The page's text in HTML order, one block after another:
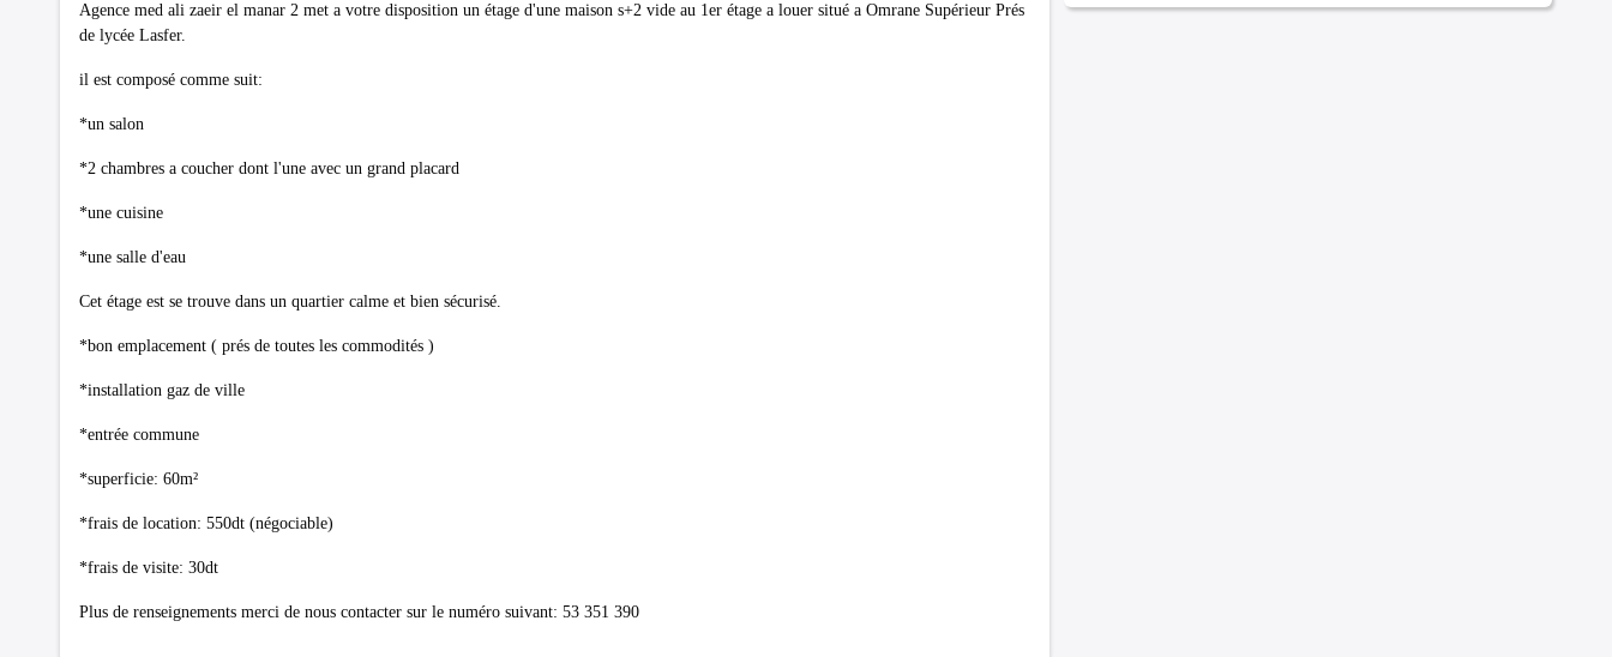
Agence med ali zaeir el manar 2 met a votre disposition un étage d'une maison s+2 vide au 1er étage a louer situé a Omrane Supérieur Prés
de lycée Lasfer.
il est composé comme suit:
*un salon
*2 chambres a coucher dont l'une avec un grand placard
*une cuisine
*une salle d'eau
Cet étage est se trouve dans un quartier calme et bien sécurisé.
*bon emplacement ( prés de toutes les commodités )
*installation gaz de ville
*entrée commune
*superficie: 60m²
*frais de location: 550dt (négociable)
*frais de visite: 30dt
Plus de renseignements merci de nous contacter sur le numéro suivant: 53 351 390